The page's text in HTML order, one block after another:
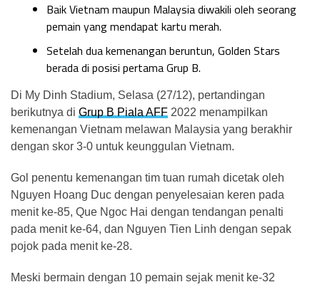
Baik Vietnam maupun Malaysia diwakili oleh seorang
pemain yang mendapat kartu merah.
Setelah dua kemenangan beruntun, Golden Stars
berada di posisi pertama Grup B.
Di My Dinh Stadium, Selasa (27/12), pertandingan
berikutnya di Grup B Piala AFF 2022 menampilkan
kemenangan Vietnam melawan Malaysia yang berakhir
dengan skor 3-0 untuk keunggulan Vietnam.
Gol penentu kemenangan tim tuan rumah dicetak oleh
Nguyen Hoang Duc dengan penyelesaian keren pada
menit ke-85, Que Ngoc Hai dengan tendangan penalti
pada menit ke-64, dan Nguyen Tien Linh dengan sepak
pojok pada menit ke-28.
Meski bermain dengan 10 pemain sejak menit ke-32